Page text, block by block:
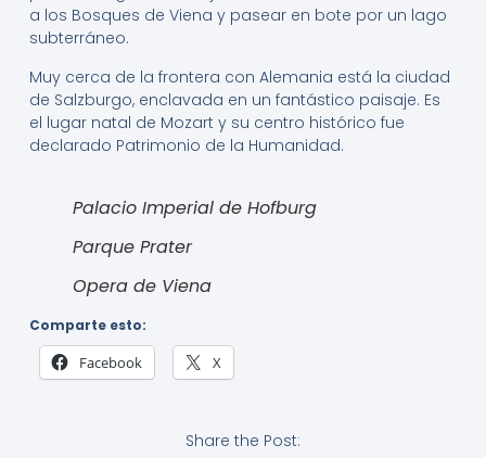
a los Bosques de Viena y pasear en bote por un lago
subterráneo.
Muy cerca de la frontera con Alemania está la ciudad
de Salzburgo, enclavada en un fantástico paisaje. Es
el lugar natal de Mozart y su centro histórico fue
declarado Patrimonio de la Humanidad.
Palacio Imperial de Hofburg
Parque Prater
Opera de Viena
Comparte esto:
Facebook X
Share the Post: